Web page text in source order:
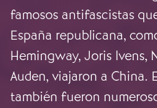
famosos antifascistas
España republicana,
Hemingway, Joris Ivens,
Auden, viajaron a China.
también fueron